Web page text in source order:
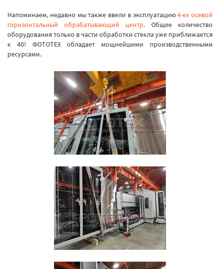
Напоминаем, недавно мы также ввели в эксплуатацию4-ех осевой
горизонтальный обрабатывающий центр. Общее количество
оборудования только в части обработки стекла уже приближается
к 40! ФОТОТЕХ обладает мощнейшими производственными
ресурсами.